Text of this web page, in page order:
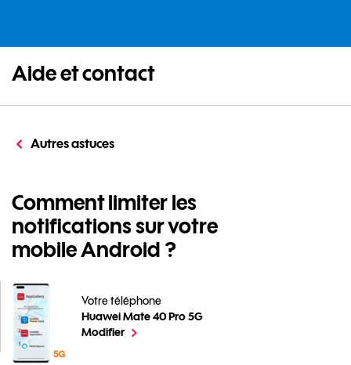
Aide et contact
Autres astuces
Comment limiter les
notifications sur votre
mobile Android ?
Votre téléphone
Huawei Mate 40 Pro 5G
Comment limiter les notifications sur votre mobile
Modifierle téléphone sélectionné